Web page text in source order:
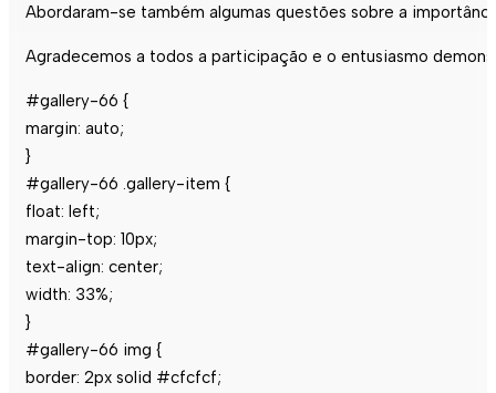
Abordaram-se também algumas questões sobre a
Agradecemos a todos a participação e o entusiasmo
#gallery-66 {
margin: auto;
}
#gallery-66 .gallery-item {
float: left;
margin-top: 10px;
text-align: center;
width: 33%;
}
#gallery-66 img {
border: 2px solid #cfcfcf;